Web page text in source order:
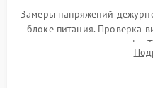
Замеры напряжений
блоке питания. Проверка
помощью осциллографа.
светодиодных планок